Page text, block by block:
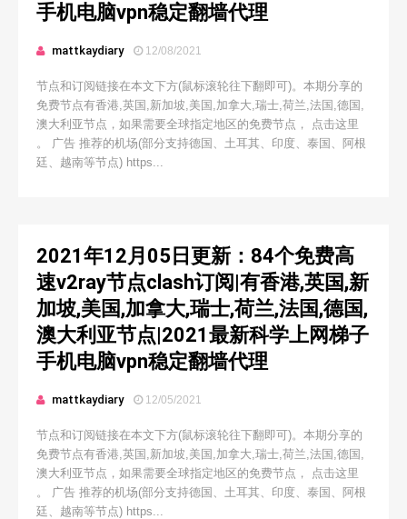
手机电脑vpn稳定翻墙代理
mattkaydiary 12/08/2021
节点和订阅链接在本文下方(鼠标滚轮往下翻即可)。本期分享的
免费节点有香港,英国,新加坡,美国,加拿大,瑞士,荷兰,法国,德国,
澳大利亚节点，如果需要全球指定地区的免费节点， 点击这里
。 广告 推荐的机场(部分支持德国、土耳其、印度、泰国、阿根
廷、越南等节点) https...
2021年12月05日更新：84个免费高
速v2ray节点clash订阅|有香港,英国,新
加坡,美国,加拿大,瑞士,荷兰,法国,德国,
澳大利亚节点|2021最新科学上网梯子
手机电脑vpn稳定翻墙代理
mattkaydiary 12/05/2021
节点和订阅链接在本文下方(鼠标滚轮往下翻即可)。本期分享的
免费节点有香港,英国,新加坡,美国,加拿大,瑞士,荷兰,法国,德国,
澳大利亚节点，如果需要全球指定地区的免费节点， 点击这里
。 广告 推荐的机场(部分支持德国、土耳其、印度、泰国、阿根
廷、越南等节点) https...